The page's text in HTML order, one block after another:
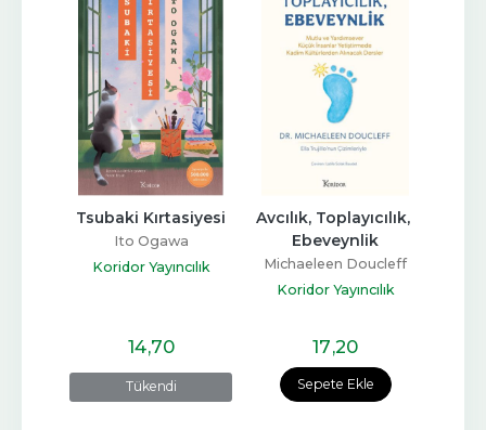
Tükendi
Tsubaki Kırtasiyesi
Ito Ogawa
Koridor Yayıncılık
14,70
Sepete Ekle
Avcılık, Toplayıcılık,
Ebeveynlik
Michaeleen Doucleff
Koridor Yayıncılık
17,20